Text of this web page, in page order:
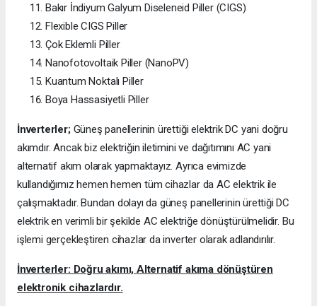
Bakır İndiyum Galyum Diseleneid Piller (CIGS)
Flexible CIGS Piller
Çok Eklemli Piller
Nanofotovoltaik Piller (NanoPV)
Kuantum Noktalı Piller
Boya Hassasiyetli Piller
İnverterler;Güneş panellerinin ürettiği elektrik DC yani doğru
akımdır. Ancak biz elektriğin iletimini ve dağıtımını AC yani
alternatif akım olarak yapmaktayız. Ayrıca evimizde
kullandığımız hemen hemen tüm cihazlar da AC elektrik ile
çalışmaktadır. Bundan dolayı da güneş panellerinin ürettiği DC
elektrik en verimli bir şekilde AC elektriğe dönüştürülmelidir. Bu
işlemi gerçekleştiren cihazlar da inverter olarak adlandırılır.
İnverterler: Doğru akımı, Alternatif akıma dönüştüren
elektronik cihazlardır.